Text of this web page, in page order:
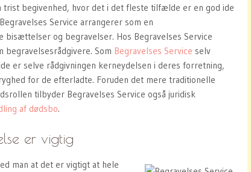
trist begivenhed, hvor det i det fleste tilfælde er en god ide
Service arrangerer som en
bisættelser og begravelser. Hos Begravelses Service
begravelsesrådgivere. Som Begravelses Service selv
er selve rådgivningen kerneydelsen i deres forretning,
for de efterladte. Foruden det mere traditionelle
tilbyder Begravelses Service også juridisk
af dødsbo.
er vigtig
man at det er vigtigt at hele